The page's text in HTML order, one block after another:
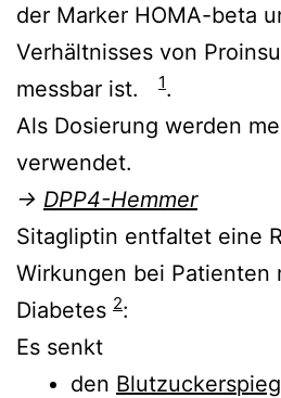
der Marker HOMA-beta
Verhältnisses von
messbar ist.
1.
Als Dosierung werden
verwendet.
→ DPP4-Hemmer
Sitagliptin entfaltet eine
Wirkungen bei Patienten
Diabetes 2:
Es senkt
den